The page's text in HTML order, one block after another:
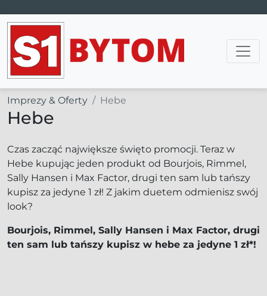
Main Navigation
Imprezy & Oferty Hebe
Hebe
Czas zacząć największe święto promocji. Teraz w
Hebe kupując jeden produkt od Bourjois, Rimmel,
Sally Hansen i Max Factor, drugi ten sam lub tańszy
kupisz za jedyne 1 zł! Z jakim duetem odmienisz swój
look?
Bourjois, Rimmel, Sally Hansen i Max Factor, drugi
ten sam lub tańszy kupisz w hebe za jedyne 1 zł*!